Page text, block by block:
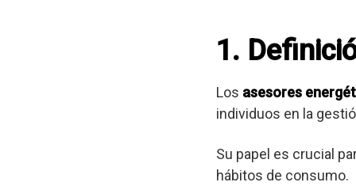
1.
Los asesores
individuos en la
Su papel es crucial
hábitos de consumo.